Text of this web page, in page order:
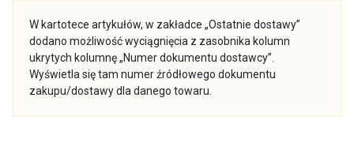
W kartotece artykułów, w zakładce „Ostatnie dostawy”
dodano możliwość wyciągnięcia z zasobnika kolumn
ukrytych kolumnę „Numer dokumentu dostawcy”.
Wyświetla się tam numer źródłowego dokumentu
zakupu/dostawy dla danego towaru.